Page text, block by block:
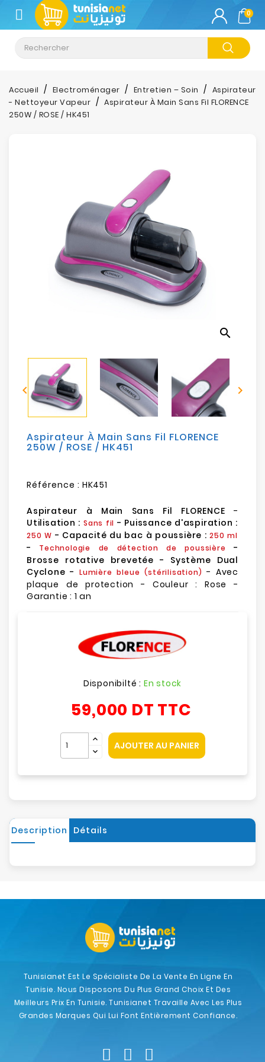
CATÉGORIE
Climatisation
Informatique
Téléphonie
Electroménager
Sécurité
Mobilités
Loisirs
0
Accueil Electroménager Entretien – Soin
Aspirateur
- Nettoyeur Vapeur
Aspirateur À Main Sans Fil FLORENCE
250W / ROSE / HK451
search
 
Aspirateur À Main Sans Fil FLORENCE
250W / ROSE / HK451
Référence : HK451
Aspirateur à Main Sans Fil FLORENCE -
Utilisation : Sans fil - Puissance d'aspiration :
250 W - Capacité du bac à poussière :250 ml
- Technologie de détection de poussière
-
Brosse rotative brevetée - Système Dual
Cyclone -Lumière bleue (stérilisation) - Avec
plaque de protection - Couleur : Rose -
Garantie : 1 an
Disponibilté : En stock
59,000 DT TTC
AJOUTER AU PANIER
Description Détails
Tunisianet Est Le Spécialiste De La Vente En Ligne En
Tunisie. Nous Disposons Du Plus Grand Choix Et Des
Meilleurs Prix En Tunisie. Tunisianet Travaille Avec Les Plus
Grandes Marques Qui Lui Font Entièrement Confiance.